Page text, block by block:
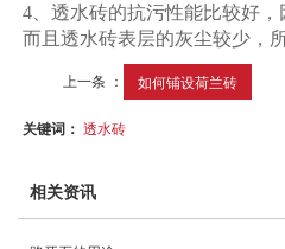
4、透水砖的抗污性能比较好，
而且透水砖表层的灰尘较少，
上一条 ： 如何铺设荷兰砖
关键词：透水砖
相关资讯